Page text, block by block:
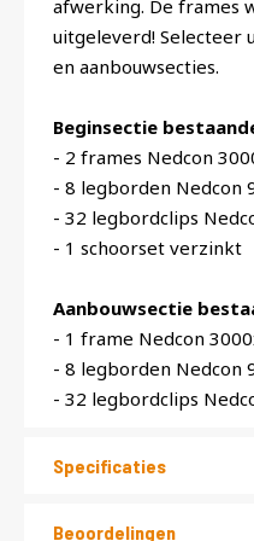
afwerking. De frames
uitgeleverd! Selecteer
en aanbouwsecties.
Beginsectie
- 2 frames Nedcon
- 8 legborden Nedcon
- 32 legbordclips
- 1 schoorset verzinkt
Aanbouwsectie
- 1 frame Nedcon
- 8 legborden Nedcon
- 32 legbordclips
Specificaties
Beoordelingen